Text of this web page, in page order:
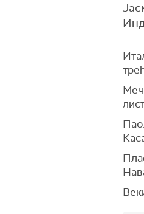
Меч